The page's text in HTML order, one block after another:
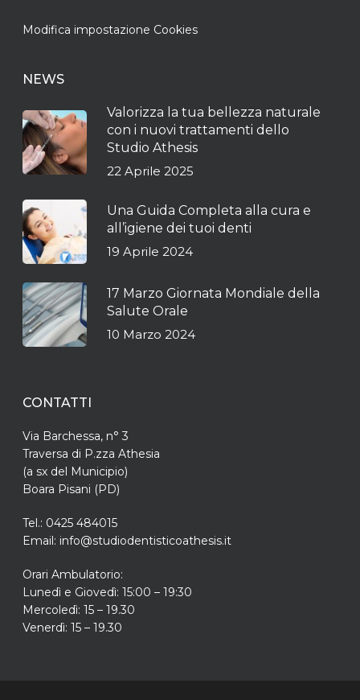
Modifica impostazione Cookies
NEWS
Valorizza la tua bellezza naturale
con i nuovi trattamenti dello
Studio Athesis
22 Aprile 2025
Una Guida Completa alla cura e
all’igiene dei tuoi denti
19 Aprile 2024
17 Marzo Giornata Mondiale della
Salute Orale
10 Marzo 2024
CONTATTI
Via Barchessa, n° 3
Traversa di P.zza Athesia
(a sx del Municipio)
Boara Pisani (PD)
Tel.: 0425 484015
Email: info@studiodentisticoathesis.it
Orari Ambulatorio:
Lunedì e Giovedì: 15:00 – 19:30
Mercoledì: 15 – 19.30
Venerdì: 15 – 19.30